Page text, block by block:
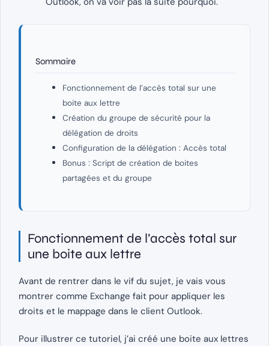
Sommaire
Fonctionnement de l’accès total sur une
boite aux lettre
Création du groupe de sécurité pour la
délégation de droits
Configuration de la délégation : Accès total
Bonus : Script de création de boites
partagées et du groupe
Fonctionnement de l’accès total sur
une boite aux lettre
Avant de rentrer dans le vif du sujet, je vais vous
montrer comme Exchange fait pour appliquer les
droits et le mappage dans le client Outlook.
Pour illustrer ce tutoriel, j’ai créé une boite aux lettres